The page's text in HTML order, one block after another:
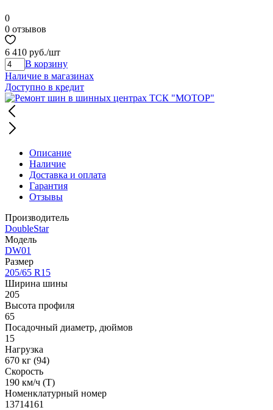
0
0 отзывов
6 410 руб./шт
В корзину
Наличие в магазинах
Доступно в кредит
Описание
Наличие
Доставка и оплата
Гарантия
Отзывы
Производитель
DoubleStar
Модель
DW01
Размер
205/65 R15
Ширина шины
205
Высота профиля
65
Посадочный диаметр, дюймов
15
Нагрузка
670 кг (94)
Скорость
190 км/ч (T)
Номенклатурный номер
13714161